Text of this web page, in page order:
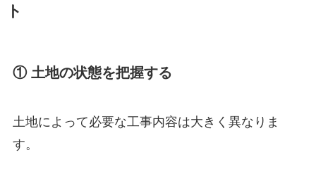
ト
① 土地の状態を把握する
土地によって必要な工事内容は大きく異なりま
す。